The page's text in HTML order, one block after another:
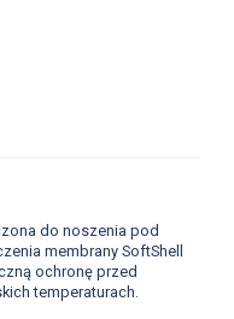
do noszenia pod
membrany SoftShell
ochronę przed
temperaturach.